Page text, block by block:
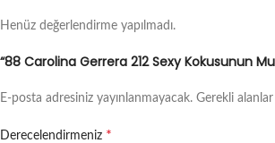
Henüz değerlendirme yapılmadı.
“88 Carolina Gerrera 212 Sexy Kokusunun
E-posta adresiniz yayınlanmayacak. Gerekli alanlar
Derecelendirmeniz *